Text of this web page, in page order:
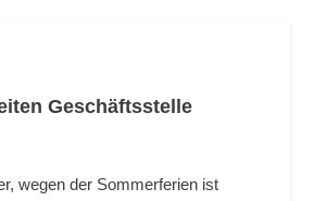
Geschäftsstelle
wegen der Sommerferien ist